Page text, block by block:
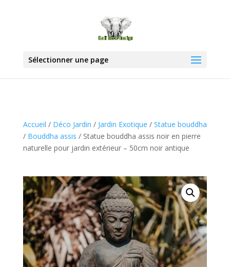
Sélectionner une page
Accueil / Déco Jardin / Jardin Exotique / Statue bouddha
/ Bouddha assis / Statue bouddha assis noir en pierre
naturelle pour jardin extérieur – 50cm noir antique